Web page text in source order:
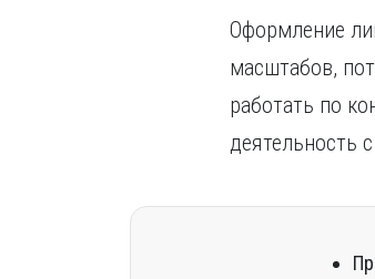
Оформление
масштабов,
работать по
деятельность